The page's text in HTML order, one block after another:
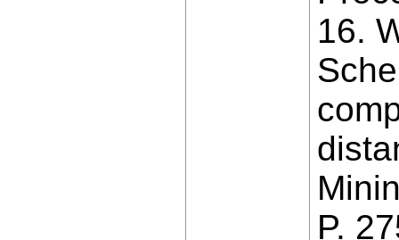
16.
P.